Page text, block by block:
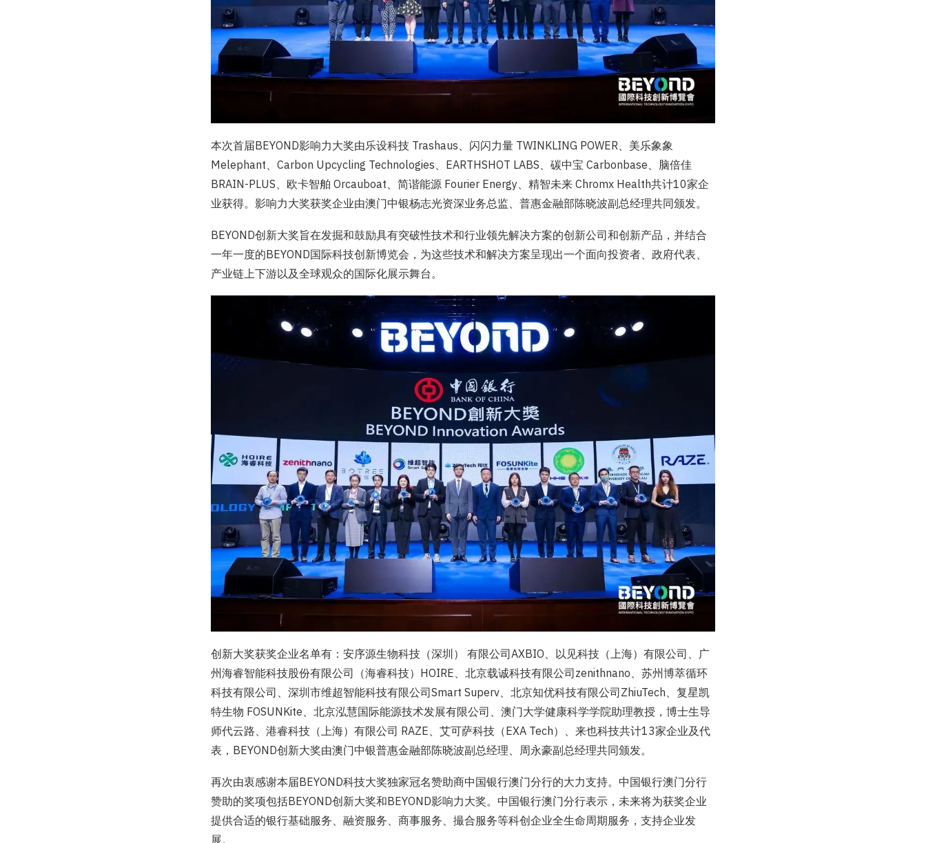
本次首届BEYOND影响力大奖由乐设科技 Trashaus、闪闪力量 TWINKLING POWER、美乐象象
Melephant、Carbon Upcycling Technologies、EARTHSHOT LABS、碳中宝 Carbonbase、脑倍佳
BRAIN-PLUS、欧卡智舶 Orcauboat、简谐能源 Fourier Energy、精智未来 Chromx Health共计10家企
业获得。影响力大奖获奖企业由澳门中银杨志光资深业务总监、普惠金融部陈晓波副总经理共同颁发。
BEYOND创新大奖旨在发掘和鼓励具有突破性技术和行业领先解决方案的创新公司和创新产品，并结合
一年一度的BEYOND国际科技创新博览会，为这些技术和解决方案呈现出一个面向投资者、政府代表、
产业链上下游以及全球观众的国际化展示舞台。
创新大奖获奖企业名单有：安序源生物科技（深圳） 有限公司AXBIO、以见科技（上海）有限公司、广
州海睿智能科技股份有限公司（海睿科技）HOIRE、北京载诚科技有限公司zenithnano、苏州博萃循环
科技有限公司、深圳市维超智能科技有限公司Smart Superv、北京知优科技有限公司ZhiuTech、复星凯
特生物 FOSUNKite、北京泓慧国际能源技术发展有限公司、澳门大学健康科学学院助理教授，博士生导
师代云路、港睿科技（上海）有限公司 RAZE、艾可萨科技（EXA Tech）、来也科技共计13家企业及代
表，BEYOND创新大奖由澳门中银普惠金融部陈晓波副总经理、周永豪副总经理共同颁发。
再次由衷感谢本届BEYOND科技大奖独家冠名赞助商中国银行澳门分行的大力支持。中国银行澳门分行
赞助的奖项包括BEYOND创新大奖和BEYOND影响力大奖。中国银行澳门分行表示，未来将为获奖企业
提供合适的银行基础服务、融资服务、商事服务、撮合服务等科创企业全生命周期服务，支持企业发
展。